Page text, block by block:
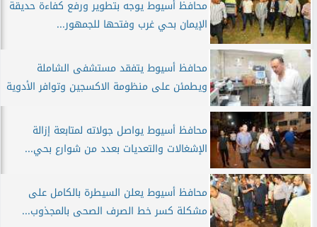
محافظ أسيوط يوجه بتطوير ورفع كفاءة حديقة
الإيمان بحي غرب وفتحها للجمهور...
محافظ أسيوط يتفقد مستشفى الشاملة
ويطمئن على منظومة الاكسجين وتوافر الأدوية
محافظ أسيوط يواصل جولاته لمتابعة إزالة
الإشغالات والتعديات بعدد من شوارع بحي...
محافظ أسيوط يعلن السيطرة بالكامل على
مشكلة كسر خط الصرف الصحى بالمجذوب...